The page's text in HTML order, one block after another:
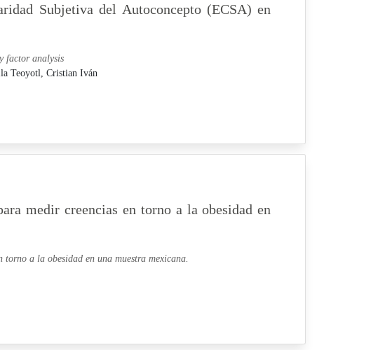
Subjetiva del Autoconcepto (ECSA) en
factor analysis
Teoyotl, Cristian Iván
medir creencias en torno a la obesidad en
torno a la obesidad en una muestra mexicana.